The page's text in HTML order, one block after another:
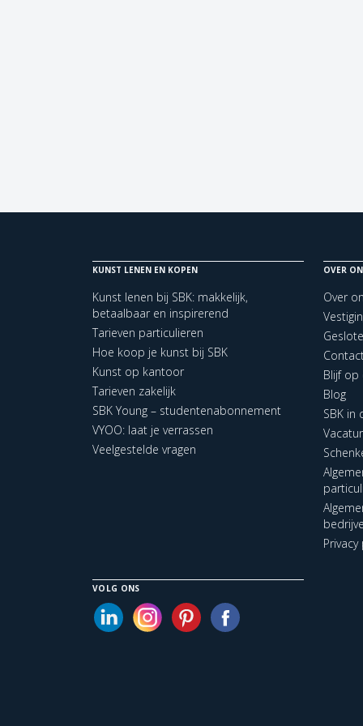
KUNST LENEN EN KOPEN
Kunst lenen bij SBK: makkelijk,
betaalbaar en inspirerend
Tarieven particulieren
Hoe koop je kunst bij SBK
Kunst op kantoor
Tarieven zakelijk
SBK Young – studentenabonnement
VYOO: laat je verrassen
Veelgestelde vragen
OVER
Over
Blijf op
Blog
SBK in
VOLG ONS